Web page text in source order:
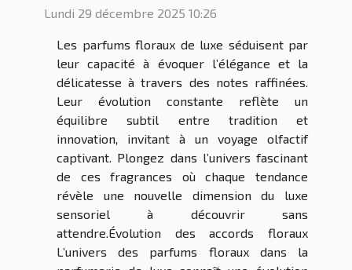
Lundi 29 décembre 2025 10:26
Les parfums floraux de luxe séduisent par
leur capacité à évoquer l’élégance et la
délicatesse à travers des notes raffinées.
Leur évolution constante reflète un
équilibre subtil entre tradition et
innovation, invitant à un voyage olfactif
captivant. Plongez dans l’univers fascinant
de ces fragrances où chaque tendance
révèle une nouvelle dimension du luxe
sensoriel à découvrir sans
attendre.Évolution des accords floraux
L’univers des parfums floraux dans la